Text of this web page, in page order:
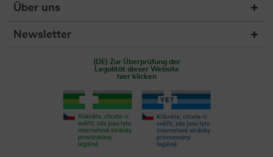
Über uns
Newsletter
(DE) Zur Überprüfung der
Legalität dieser Website
hier klicken